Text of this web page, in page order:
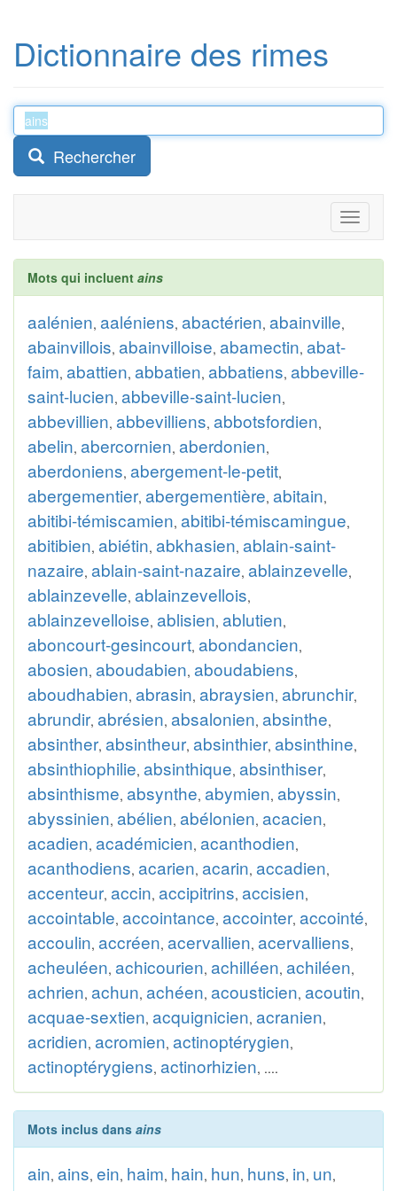
Dictionnaire des rimes
Rechercher
Toggle
Mots qui incluent ains
aalénien, aaléniens, abactérien, abainville,
abainvillois, abainvilloise, abamectin, abat-
faim, abattien, abbatien, abbatiens, abbeville-
saint-lucien, abbeville-saint-lucien,
abbevillien, abbevilliens, abbotsfordien,
abelin, abercornien, aberdonien,
aberdoniens, abergement-le-petit,
abergementier, abergementière, abitain,
abitibi-témiscamien, abitibi-témiscamingue,
abitibien, abiétin, abkhasien, ablain-saint-
nazaire, ablain-saint-nazaire, ablainzevelle,
ablainzevelle, ablainzevellois,
ablainzevelloise, ablisien, ablutien,
aboncourt-gesincourt, abondancien,
abosien, aboudabien, aboudabiens,
aboudhabien, abrasin, abraysien, abrunchir,
abrundir, abrésien, absalonien, absinthe,
absinther, absintheur, absinthier, absinthine,
absinthiophilie, absinthique, absinthiser,
absinthisme, absynthe, abymien, abyssin,
abyssinien, abélien, abélonien, acacien,
acadien, académicien, acanthodien,
acanthodiens, acarien, acarin, accadien,
accenteur, accin, accipitrins, accisien,
accointable, accointance, accointer, accointé,
accoulin, accréen, acervallien, acervalliens,
acheuléen, achicourien, achilléen, achiléen,
achrien, achun, achéen, acousticien, acoutin,
acquae-sextien, acquignicien, acranien,
acridien, acromien, actinoptérygien,
actinoptérygiens, actinorhizien, ....
Mots inclus dans ains
ain, ains, ein, haim, hain, hun, huns, in, un,